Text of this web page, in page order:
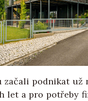
začali podnikat už
let a pro potřeby